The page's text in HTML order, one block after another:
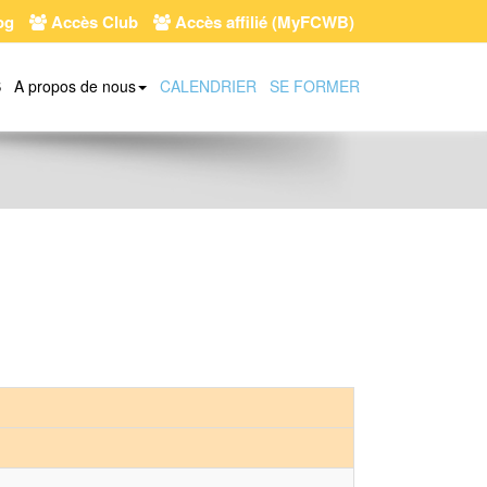
Accès Club Accès affilié (MyFCWB)
A propos de nous CALENDRIER SE FORMER